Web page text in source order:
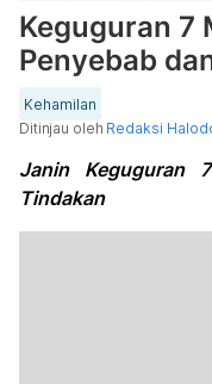
Keguguran 7
Penyebab
Kehamilan
Ditinjau oleh Redaksi
Janin Keguguran
Tindakan